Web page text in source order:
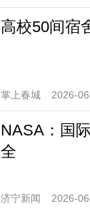
高校50间宿
掌上春城 2026-
NASA：国
全
济宁新闻 2026-